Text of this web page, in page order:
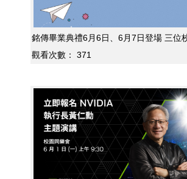
銘傳畢業典禮6月6日、6月7日登場 三位
觀看次數：
371